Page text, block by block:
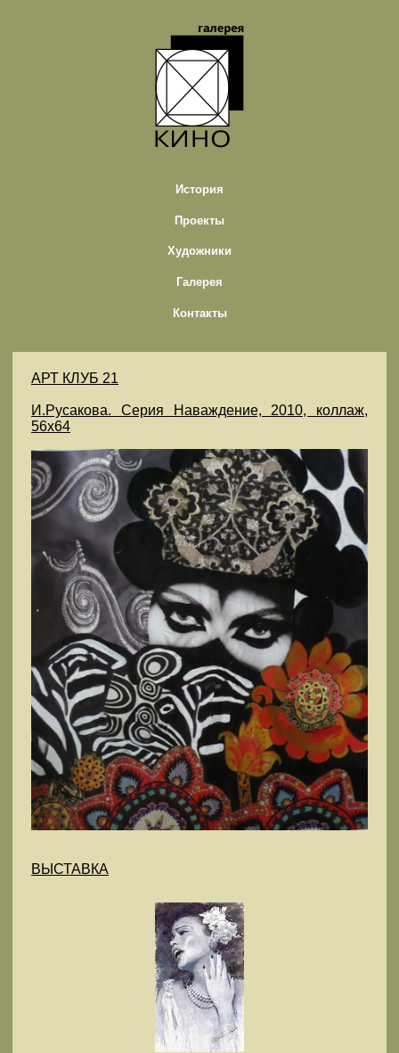
История
Проекты
Художники
Галерея
Контакты
АРТ КЛУБ 21
И.Русакова. Серия Наваждение, 2010, коллаж,
56х64
ВЫСТАВКА